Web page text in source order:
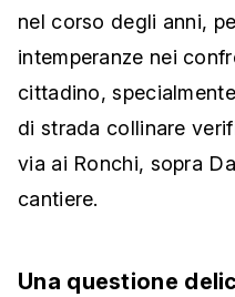
nel corso degli anni,
intemperanze nei
cittadino,
di strada collinare
via ai Ronchi, sopra
cantiere.
Una questione